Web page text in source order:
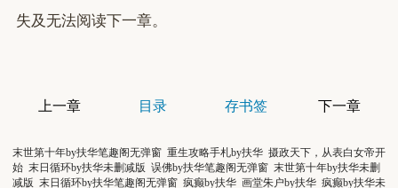
失及无法阅读下一章。
上一章 目录 存书签 下一章
末世第十年by扶华笔趣阁无弹窗 重生攻略手札by扶华 摄政天下，从表白女帝开
始 末日循环by扶华未删减版 误佛by扶华笔趣阁无弹窗 末世第十年by扶华未删
减版 末日循环by扶华笔趣阁无弹窗 疯癫by扶华 画堂朱户by扶华 疯癫by扶华未